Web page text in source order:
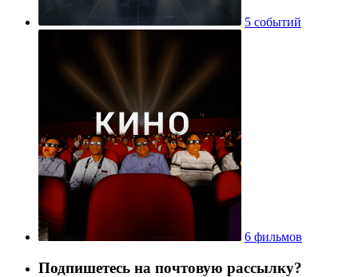
5 событий
6 фильмов
Подпишетесь на почтовую рассылку?